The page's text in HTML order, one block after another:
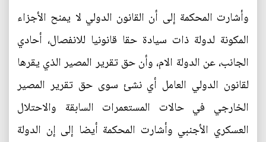
وأشارت المحكمة إلى أن القانون الدولي لا يمنح الأجزاء
المكونة لدولة ذات سيادة حقا قانونيا للانفصال، أحادي
الجانب، عن الدولة الام، وأن حق تقرير المصير الذي يقرها
لقانون الدولي العامل أي نشئ سوى حق تقرير المصير
الخارجي في حالات المستعمرات السابقة والاحتلال
العسكري الأجنبي وأشارت المحكمة أيضا إلى إن الدولة